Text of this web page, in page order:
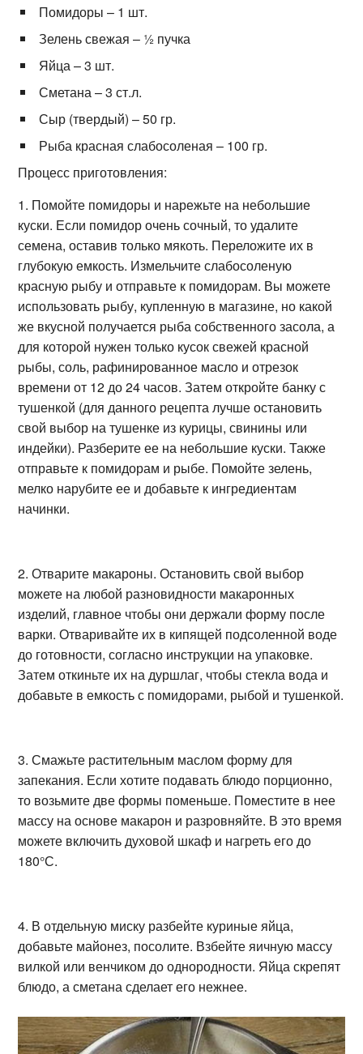
Помидоры – 1 шт.
Зелень свежая – ½ пучка
Яйца – 3 шт.
Сметана – 3 ст.л.
Сыр (твердый) – 50 гр.
Рыба красная слабосоленая – 100 гр.
Процесс приготовления:
1. Помойте помидоры и нарежьте на небольшие
куски. Если помидор очень сочный, то удалите
семена, оставив только мякоть. Переложите их в
глубокую емкость. Измельчите слабосоленую
красную рыбу и отправьте к помидорам. Вы можете
использовать рыбу, купленную в магазине, но какой
же вкусной получается рыба собственного засола, а
для которой нужен только кусок свежей красной
рыбы, соль, рафинированное масло и отрезок
времени от 12 до 24 часов. Затем откройте банку с
тушенкой (для данного рецепта лучше остановить
свой выбор на тушенке из курицы, свинины или
индейки). Разберите ее на небольшие куски. Также
отправьте к помидорам и рыбе. Помойте зелень,
мелко нарубите ее и добавьте к ингредиентам
начинки.
2. Отварите макароны. Остановить свой выбор
можете на любой разновидности макаронных
изделий, главное чтобы они держали форму после
варки. Отваривайте их в кипящей подсоленной воде
до готовности, согласно инструкции на упаковке.
Затем откиньте их на дуршлаг, чтобы стекла вода и
добавьте в емкость с помидорами, рыбой и тушенкой.
3. Смажьте растительным маслом форму для
запекания. Если хотите подавать блюдо порционно,
то возьмите две формы поменьше. Поместите в нее
массу на основе макарон и разровняйте. В это время
можете включить духовой шкаф и нагреть его до
180°С.
4. В отдельную миску разбейте куриные яйца,
добавьте майонез, посолите. Взбейте яичную массу
вилкой или венчиком до однородности. Яйца скрепят
блюдо, а сметана сделает его нежнее.